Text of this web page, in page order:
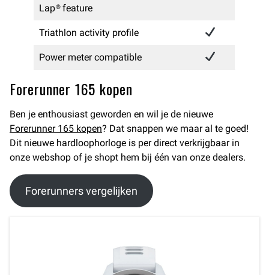
Lap® feature​
Triathlon activity profile​
Power meter compatible
Forerunner 165 kopen
Ben je enthousiast geworden en wil je de nieuwe
Forerunner 165 kopen? Dat snappen we maar al te goed!
Dit nieuwe hardloophorloge is per direct verkrijgbaar in
onze webshop of je shopt hem bij één van onze dealers.
Forerunners vergelijken